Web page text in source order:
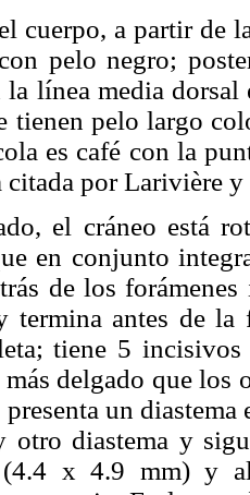
cuerpo, a partir de
pelo negro;
línea media dorsal
tienen pelo largo
es café con la
citada por Larivière
el cráneo está
en conjunto
de los
termina antes de la
tiene 5
más delgado que
presenta un
otro diastema y
(4.4 x 4.9 mm) y